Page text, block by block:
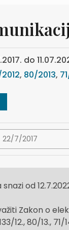
do
, 80/2013,
od
Zakon o
12., 80/13., 71/